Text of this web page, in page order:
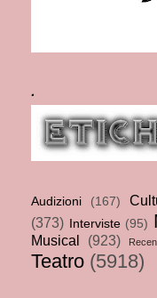
.
Audizioni (167)
(373)
Interviste (95)
Musical (923)
Teatro (5918)